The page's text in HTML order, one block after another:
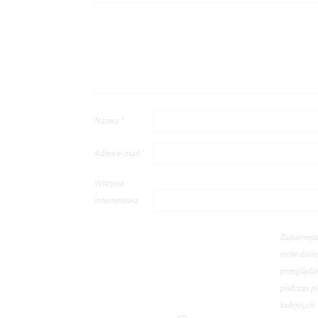
Nazwa
Adres e-mail
Witryna
internetowa
moje
podczas
kolejnych